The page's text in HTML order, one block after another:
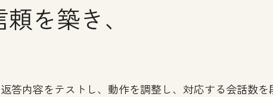
を築き、
答内容をテストし、動作を調整し、対応する会話数